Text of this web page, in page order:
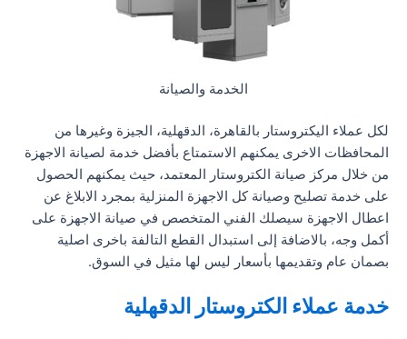
الخدمة والصيانة
لكل عملاء اليكتروستار بالقاهرة، الدقهلية، الجيزة وغيرها من
المحافظات الاخرى يمكنهم الاستمتاع بأفضل خدمة لصيانة الاجهزة
من خلال مركز صيانة الكتروستار المعتمد، حيث يمكنهم الحصول
على خدمة تصليح وصيانة كل الاجهزة المنزلية بمجرد الابلاغ عن
اعطال الاجهزة سيصلك الفني المتخصص في صيانة الاجهزة على
أكمل وجه، بالاضافة إلى استبدال القطع التالفة باخرى اصلية
بصمان عام وتقديمها بأسعار ليس لها مثيل في السوق.
خدمة عملاء الكتروستار الدقهلية